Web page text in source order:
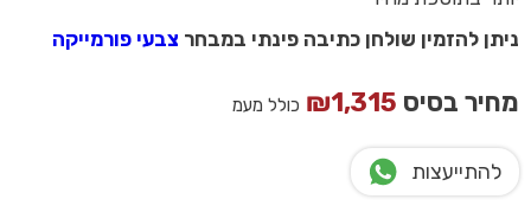
ניתן להזמין שולחן כתיבה פינתי במבחר צבעי פורמייקה
מחיר בסיס ₪1,315 כולל מעמ
להתייעצות